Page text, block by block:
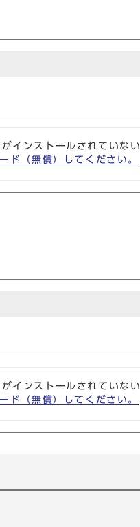
インストールされていない
（無償）してください。
インストールされていない
（無償）してください。